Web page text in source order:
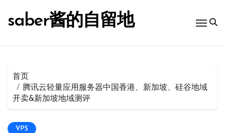
saber酱的自留地
首页
腾讯云轻量应用服务器中国香港、新加坡、硅谷地域
开卖&新加坡地域测评
VPS